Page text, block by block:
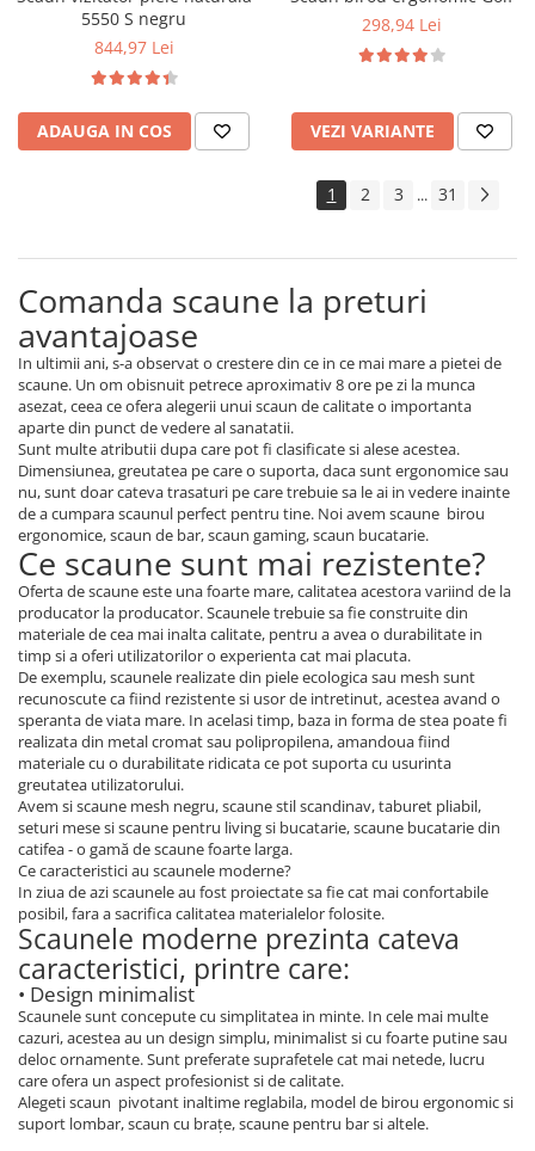
5550 S negru
844,97 Lei
ADAUGA IN COS
298,94 Lei
VEZI VARIANTE
1 2 3 ... 31
Comanda scaune la preturi
avantajoase
In ultimii ani, s-a observat o crestere din ce in ce mai mare a pietei de
scaune. Un om obisnuit petrece aproximativ 8 ore pe zi la munca
asezat, ceea ce ofera alegerii unui scaun de calitate o importanta
aparte din punct de vedere al sanatatii.
Sunt multe atributii dupa care pot fi clasificate si alese acestea.
Dimensiunea, greutatea pe care o suporta, daca sunt ergonomice sau
nu, sunt doar cateva trasaturi pe care trebuie sa le ai in vedere inainte
de a cumpara scaunul perfect pentru tine. Noi avem scaune birou
ergonomice, scaun de bar, scaun gaming, scaun bucatarie.
Ce scaune sunt mai rezistente?
Oferta de scaune este una foarte mare, calitatea acestora variind de la
producator la producator. Scaunele trebuie sa fie construite din
materiale de cea mai inalta calitate, pentru a avea o durabilitate in
timp si a oferi utilizatorilor o experienta cat mai placuta.
De exemplu, scaunele realizate din piele ecologica sau mesh sunt
recunoscute ca fiind rezistente si usor de intretinut, acestea avand o
speranta de viata mare. In acelasi timp, baza in forma de stea poate fi
realizata din metal cromat sau polipropilena, amandoua fiind
materiale cu o durabilitate ridicata ce pot suporta cu usurinta
greutatea utilizatorului.
Avem si scaune mesh negru, scaune stil scandinav, taburet pliabil,
seturi mese si scaune pentru living si bucatarie, scaune bucatarie din
catifea - o gamă de scaune foarte larga.
Ce caracteristici au scaunele moderne?
In ziua de azi scaunele au fost proiectate sa fie cat mai confortabile
posibil, fara a sacrifica calitatea materialelor folosite.
Scaunele moderne prezinta cateva
caracteristici, printre care:
• Design minimalist
Scaunele sunt concepute cu simplitatea in minte. In cele mai multe
cazuri, acestea au un design simplu, minimalist si cu foarte putine sau
deloc ornamente. Sunt preferate suprafetele cat mai netede, lucru
care ofera un aspect profesionist si de calitate.
Alegeti scaun pivotant inaltime reglabila, model de birou ergonomic si
suport lombar, scaun cu brațe, scaune pentru bar si altele.